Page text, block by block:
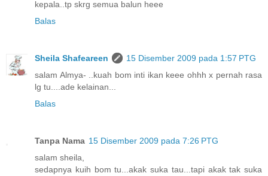
kepala..tp skrg semua balun heee
Balas
Sheila Shafeareen
15 Disember 2009 pada 1:57 PTG
salam Almya- ..kuah bom inti ikan keee ohhh x pernah rasa
lg tu....ade kelainan...
Balas
Tanpa Nama 15 Disember 2009 pada 7:26 PTG
salam sheila,
sedapnya kuih bom tu...akak suka tau...tapi akak tak suka